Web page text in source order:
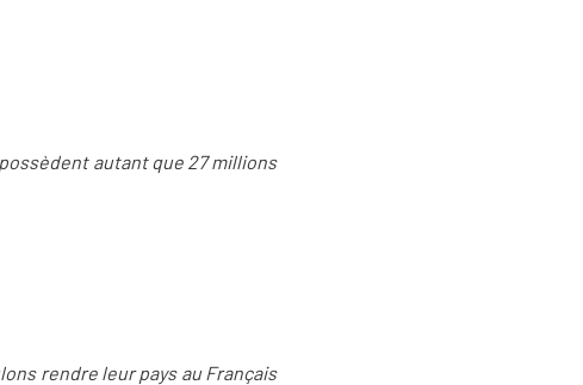
autant que 27 millions
rendre leur pays au Français